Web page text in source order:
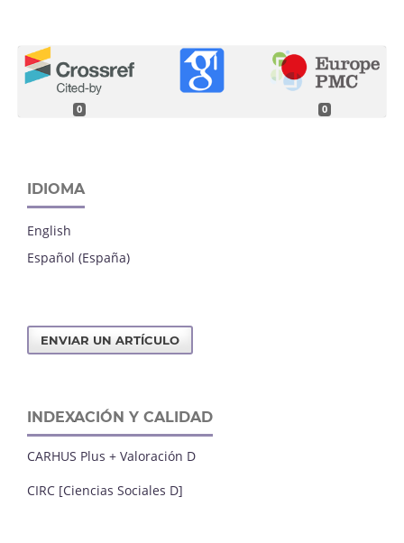
0 0
IDIOMA
English
Español (España)
ENVIAR UN ARTÍCULO
INDEXACIÓN Y CALIDAD
CARHUS Plus + Valoración D
CIRC [Ciencias Sociales D]